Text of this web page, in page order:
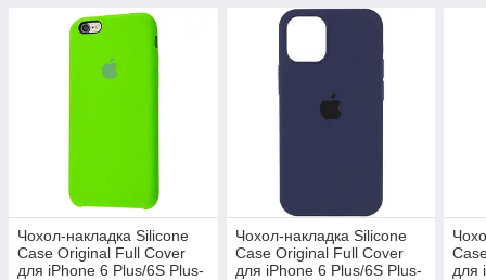
Чохол-накладка Silicone
Case Original Full Cover
для iPhone 6 Plus/6S Plus-
Чохол-накладка Silicone
Case Original Full Cover
для iPhone 6 Plus/6S Plus-
для